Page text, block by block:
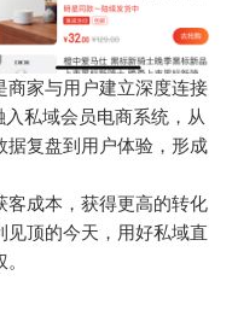
商家与用户建立深度连接
私域会员电商系统，从
据复盘到用户体验，形成
客成本，获得更高的转化
见顶的今天，用好私域直